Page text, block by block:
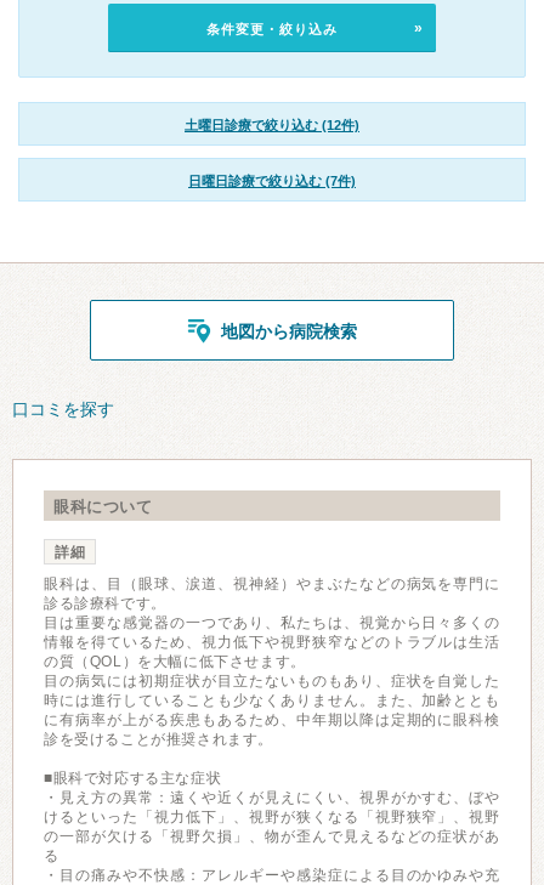
条件変更・絞り込み
土曜日診療で絞り込む (12件)
日曜日診療で絞り込む (7件)
地図から病院検索
口コミを探す
眼科について
詳細
眼科は、目（眼球、涙道、視神経）やまぶたなどの病気を専門に
診る診療科です。
目は重要な感覚器の一つであり、私たちは、視覚から日々多くの
情報を得ているため、視力低下や視野狭窄などのトラブルは生活
の質（QOL）を大幅に低下させます。
目の病気には初期症状が目立たないものもあり、症状を自覚した
時には進行していることも少なくありません。また、加齢ととも
に有病率が上がる疾患もあるため、中年期以降は定期的に眼科検
診を受けることが推奨されます。
■眼科で対応する主な症状
・見え方の異常：遠くや近くが見えにくい、視界がかすむ、ぼや
けるといった「視力低下」、視野が狭くなる「視野狭窄」、視野
の一部が欠ける「視野欠損」、物が歪んで見えるなどの症状があ
る
・目の痛みや不快感：アレルギーや感染症による目のかゆみや充